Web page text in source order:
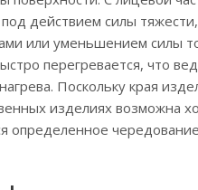
действием силы
или уменьшением силы
перегревается, что
Поскольку края
изделиях возможна
определенное